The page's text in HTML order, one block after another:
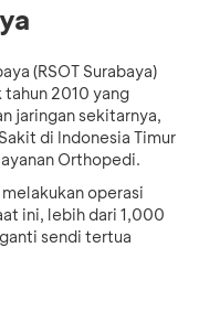
(RSOT Surabaya)
tahun 2010 yang
jaringan sekitarnya,
di Indonesia Timur
Orthopedi.
operasi
ini, lebih dari 1,000
sendi tertua